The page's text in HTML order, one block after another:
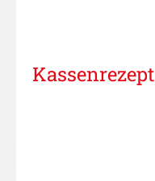
Kassenrezept